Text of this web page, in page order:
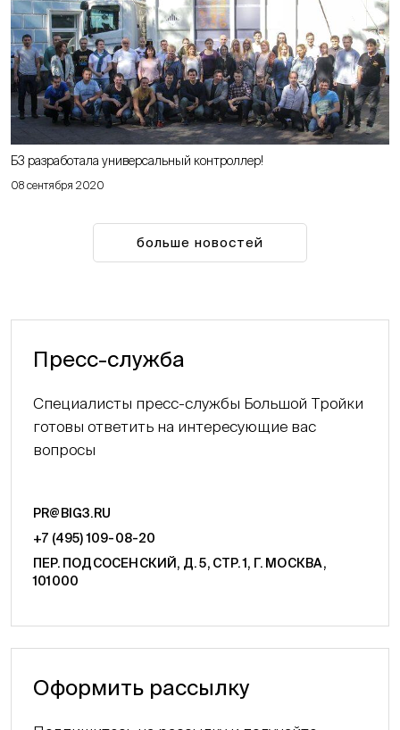
08 сентября 2020
Б3 разработала универсальный контроллер!
больше новостей
Пресс-служба
Специалисты пресс-службы Большой Тройки
готовы ответить на интересующие вас
вопросы
PR@BIG3.RU
+7 (495) 109-08-20
ПЕР. ПОДСОСЕНСКИЙ, Д. 5, СТР. 1, Г. МОСКВА,
101000
Оформить рассылку